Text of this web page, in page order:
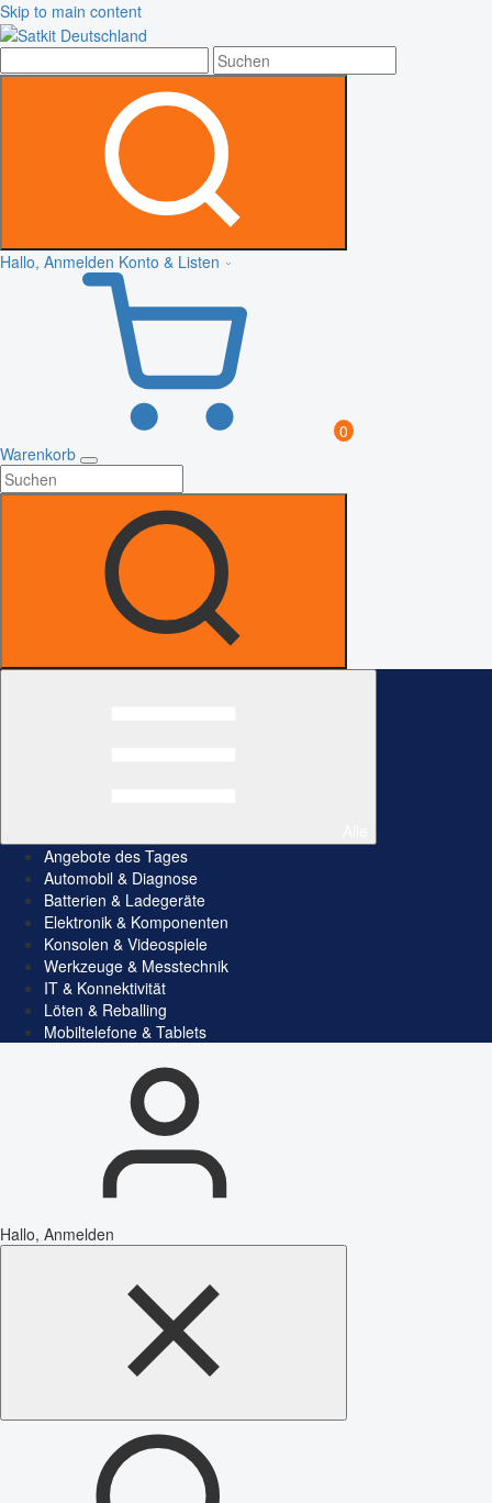
Skip to main content
Hallo, Anmelden Konto & Listen
0
Warenkorb
Angebote des Tages
Automobil & Diagnose
Batterien & Ladegeräte
Elektronik & Komponenten
Konsolen & Videospiele
Werkzeuge & Messtechnik
IT & Konnektivität
Löten & Reballing
Mobiltelefone & Tablets
Hallo, Anmelden